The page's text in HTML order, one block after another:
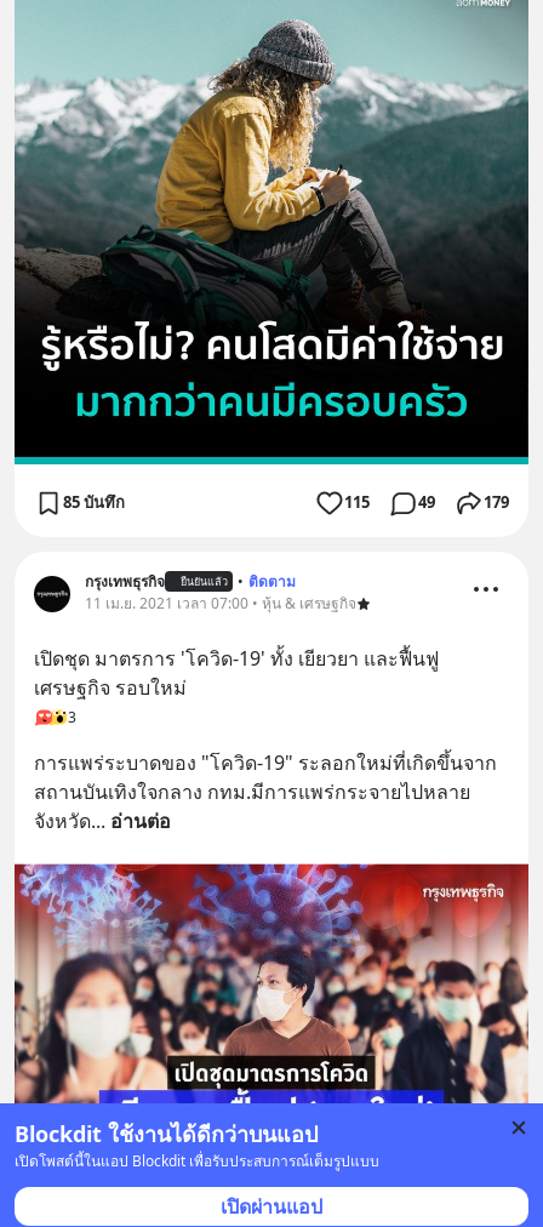
Blockdit ใช้งานได้ดีกว่าบนแอป
เปิดโพสต์นี้ในแอป Blockdit เพื่อรับประสบการณ์เต็มรูปแบบ
เปิดผ่านแอป
85 บันทึก 115 49 179
กรุงเทพธุรกิจ ยืนยันแล้ว • ติดตาม
11 เม.ย. 2021 เวลา 07:00 • หุ้น & เศรษฐกิจ
เปิดชุด มาตรการ 'โควิด-19' ทั้ง เยียวยา และฟื้นฟู
เศรษฐกิจ รอบใหม่
3
การแพร่ระบาดของ "โควิด-19" ระลอกใหม่ที่เกิดขึ้นจาก
สถานบันเทิงใจกลาง กทม.มีการแพร่กระจายไปหลาย
จังหวัด... อ่านต่อ
2 บันทึก 10 2